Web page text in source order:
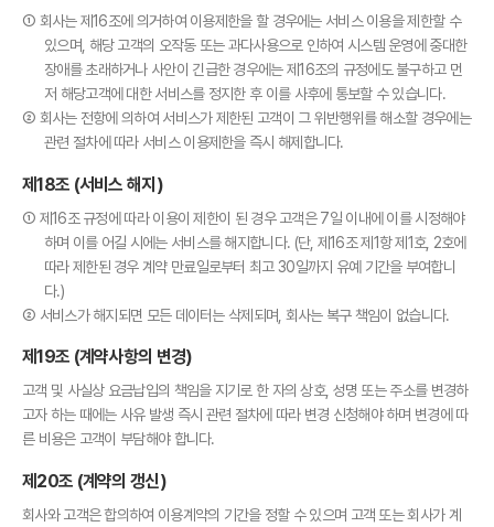
① 회사는 제16조에 의거하여 이용제한을 할 경우에는 서비스 이용을 제한할 수
있으며, 해당 고객의 오작동 또는 과다사용으로 인하여 시스템 운영에 중대한
장애를 초래하거나 사안이 긴급한 경우에는 제16조의 규정에도 불구하고 먼
저 해당고객에 대한 서비스를 정지한 후 이를 사후에 통보할 수 있습니다.
② 회사는 전항에 의하여 서비스가 제한된 고객이 그 위반행위를 해소할 경우에는
관련 절차에 따라 서비스 이용제한을 즉시 해제합니다.
제18조 (서비스 해지)
① 제16조 규정에 따라 이용이 제한이 된 경우 고객은 7일 이내에 이를 시정해야
하며 이를 어길 시에는 서비스를 해지합니다. (단, 제16조 제1항 제1호, 2호에
따라 제한된 경우 계약 만료일로부터 최고 30일까지 유예 기간을 부여합니
다.)
② 서비스가 해지되면 모든 데이터는 삭제되며, 회사는 복구 책임이 없습니다.
제19조 (계약사항의 변경)
고객 및 사실상 요금납입의 책임을 지기로 한 자의 상호, 성명 또는 주소를 변경하
고자 하는 때에는 사유 발생 즉시 관련 절차에 따라 변경 신청해야 하며 변경에 따
른 비용은 고객이 부담해야 합니다.
제20조 (계약의 갱신)
회사와 고객은 합의하여 이용계약의 기간을 정할 수 있으며 고객 또는 회사가 계